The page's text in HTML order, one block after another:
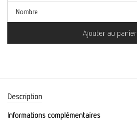
Nombre
Ajouter au panier
Description
Informations complémentaires